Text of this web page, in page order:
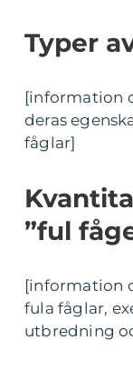
Typer
[information
deras
fåglar]
”ful
[information
fula fåglar,
utbredning